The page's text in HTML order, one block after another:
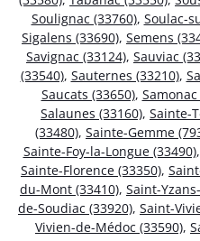
Soulignac (33760), Soulac-
Sigalens (33690), Semens
Savignac (33124), Sauviac
(33540), Sauternes (33210),
Saucats (33650), Samonac
Salaunes (33160), Sainte-
(33480), Sainte-Gemme
Sainte-Foy-la-Longue (33490),
Sainte-Florence (33350),
du-Mont (33410), Saint-
de-Soudiac (33920), Saint-
Vivien-de-Médoc (33590),